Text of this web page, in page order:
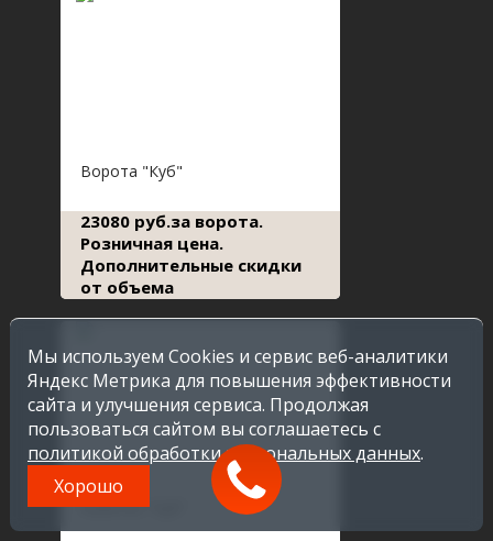
Ворота "Куб"
23080 руб.за ворота.
Розничная цена.
Дополнительные скидки
от объема
Калитка "Куб"
Мы используем Cookies и сервис веб-аналитики
Яндекс Метрика для повышения эффективности
сайта и улучшения сервиса. Продолжая
пользоваться сайтом вы соглашаетесь с
политикой обработки персональных данных.
Хорошо